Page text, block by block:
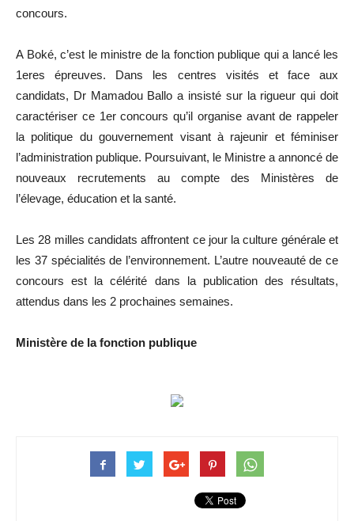
concours.
A Boké, c’est le ministre de la fonction publique qui a lancé les
1eres épreuves. Dans les centres visités et face aux
candidats, Dr Mamadou Ballo a insisté sur la rigueur qui doit
caractériser ce 1er concours qu’il organise avant de rappeler
la politique du gouvernement visant à rajeunir et féminiser
l’administration publique. Poursuivant, le Ministre a annoncé de
nouveaux recrutements au compte des Ministères de
l’élevage, éducation et la santé.
Les 28 milles candidats affrontent ce jour la culture générale et
les 37 spécialités de l’environnement. L’autre nouveauté de ce
concours est la célérité dans la publication des résultats,
attendus dans les 2 prochaines semaines.
Ministère de la fonction publique